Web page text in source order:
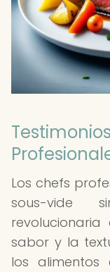
Los chefs
sous-vide
sabor y la
los